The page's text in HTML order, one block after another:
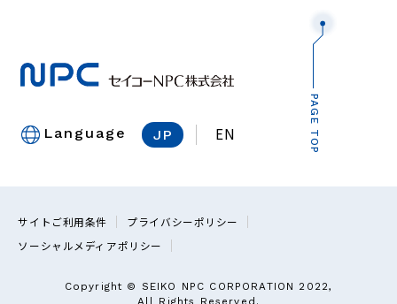
Language JP EN
サイトご利用条件
プライバシーポリシー
ソーシャルメディアポリシー
Copyright © SEIKO NPC CORPORATION 2022,
PAGE TOP